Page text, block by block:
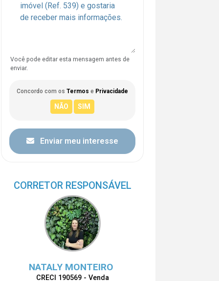
Você pode editar esta mensagem antes de
enviar.
Concordo com os Termos e Privacidade
Enviar meu interesse
CORRETOR RESPONSÁVEL
NATALY MONTEIRO
CRECI 190569 - Venda